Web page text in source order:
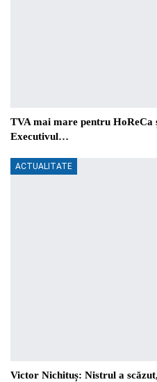
TVA mai mare pentru HoReCa
Executivul…
ACTUALITATE
Victor Nichituș: Nistrul a